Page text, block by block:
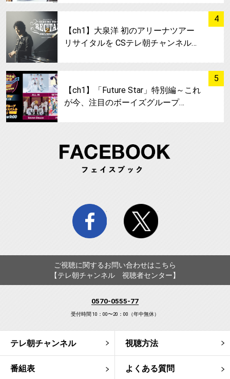
4
【ch1】大泉洋 初のアリーナツアー
リサイタルを CSテレ朝チャンネル…
5
サムネイル
【ch1】「Future Star」特別編～これ
が今、注目のボーイズグループ…
facebook twitter
ご視聴に関するお問い合わせはこちら
【テレ朝チャンネル 視聴者センター】
0570-0555-77
受付時間 10：00〜20：00（年中無休）
テレ朝チャンネル 視聴方法
番組表 よくある質問